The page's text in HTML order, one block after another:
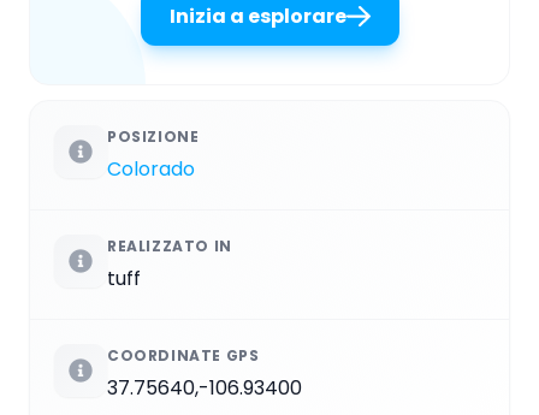
Inizia a esplorare
POSIZIONE
Colorado
REALIZZATO IN
tuff
COORDINATE GPS
37.75640,-106.93400